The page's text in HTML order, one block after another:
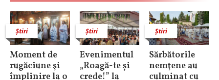
Știri
Moment de
rugăciune şi
împlinire la o
Știri
Evenimentul
„Roagă-te și
crede!” la
Știri
Sărbătorile
nemţene au
culminat cu